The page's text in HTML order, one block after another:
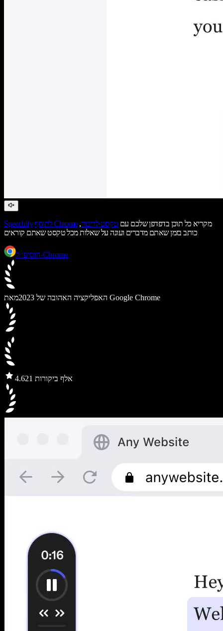
Speechify לתוסף Chrome מקריא כל תוכן בדפדפן שלכם עם טקסט לדיבור,
כותב בזמן שאתם מדברים ועונה על שאלות מכל טקסט שאתם קוראים
הוסיפו ל-Chrome
האפליקציה האהובה של 2023 מאת Google Chrome
4.6 21 אלף ביקורות